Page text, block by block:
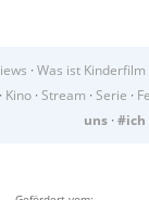
· Was ist Kinderfilm
· Kino· Stream · Serie ·
uns · #ich